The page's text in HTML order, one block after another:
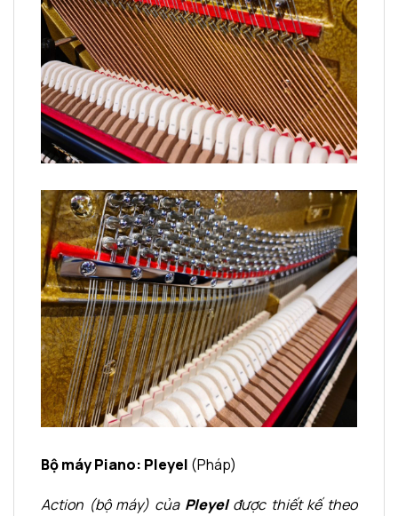
Bộ máy Piano: Pleyel (Pháp)
Action (bộ máy) của Pleyelđược thiết kế theo